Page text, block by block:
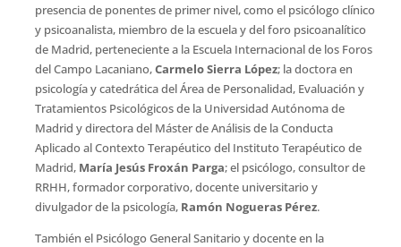
presencia de ponentes de primer nivel, como el psicólogo clínico
y psicoanalista, miembro de la escuela y del foro psicoanalítico
de Madrid, perteneciente a la Escuela Internacional de los Foros
del Campo Lacaniano,Carmelo Sierra López; la doctora en
psicología y catedrática del Área de Personalidad, Evaluación y
Tratamientos Psicológicos de la Universidad Autónoma de
Madrid y directora del Máster de Análisis de la Conducta
Aplicado al Contexto Terapéutico del Instituto Terapéutico de
Madrid, María Jesús Froxán Parga; el psicólogo, consultor de
RRHH, formador corporativo, docente universitario y
divulgador de la psicología, Ramón Nogueras Pérez.
También el Psicólogo General Sanitario y docente en la